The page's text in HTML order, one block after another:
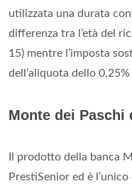
utilizzata una durata
differenza tra l’età del
15) mentre l’imposta
dell’aliquota dello
Monte dei Paschi
Il prodotto della banca
PrestiSenior ed è